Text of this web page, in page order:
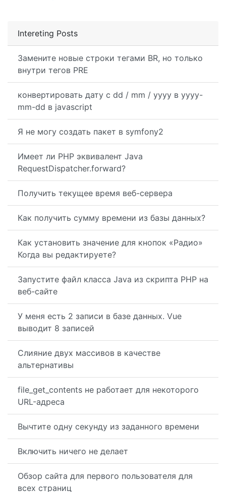
Intereting Posts
Замените новые строки тегами BR, но только
внутри тегов PRE
конвертировать дату с dd / mm / yyyy в yyyy-
mm-dd в javascript
Я не могу создать пакет в symfony2
Имеет ли PHP эквивалент Java
RequestDispatcher.forward?
Получить текущее время веб-сервера
Как получить сумму времени из базы данных?
Как установить значение для кнопок «Радио»
Когда вы редактируете?
Запустите файл класса Java из скрипта PHP на
веб-сайте
У меня есть 2 записи в базе данных. Vue
выводит 8 записей
Слияние двух массивов в качестве
альтернативы
file_get_contents не работает для некоторого
URL-адреса
Вычтите одну секунду из заданного времени
Включить ничего не делает
Обзор сайта для первого пользователя для
всех страниц